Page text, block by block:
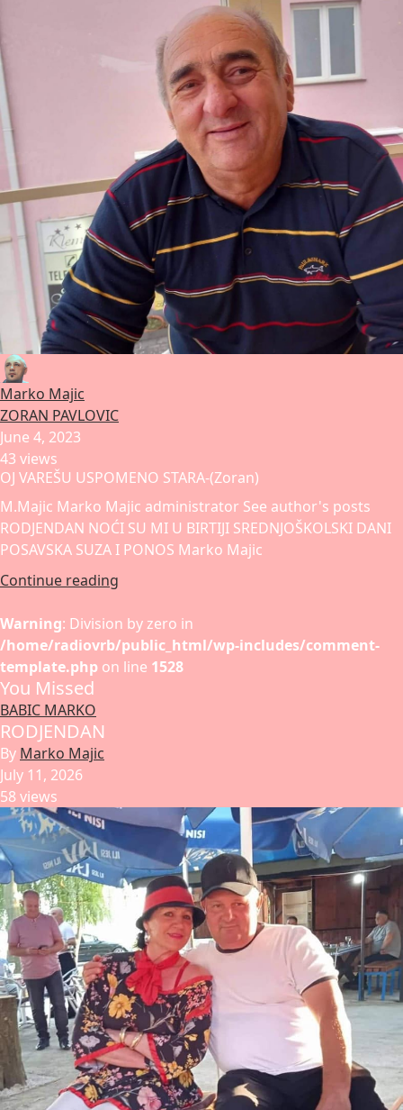
Marko Majic
ZORAN PAVLOVIC
June 4, 2023
43 views
OJ VAREŠU USPOMENO STARA-(Zoran)
M.Majic Marko Majic administrator See author's posts
RODJENDAN NOĆI SU MI U BIRTIJI SREDNJOŠKOLSKI DANI
POSAVSKA SUZA I PONOS Marko Majic
Continue reading
Warning: Division by zero in
/home/radiovrb/public_html/wp-includes/comment-
template.php on line 1528
You Missed
BABIC MARKO
RODJENDAN
By Marko Majic
July 11, 2026
58 views